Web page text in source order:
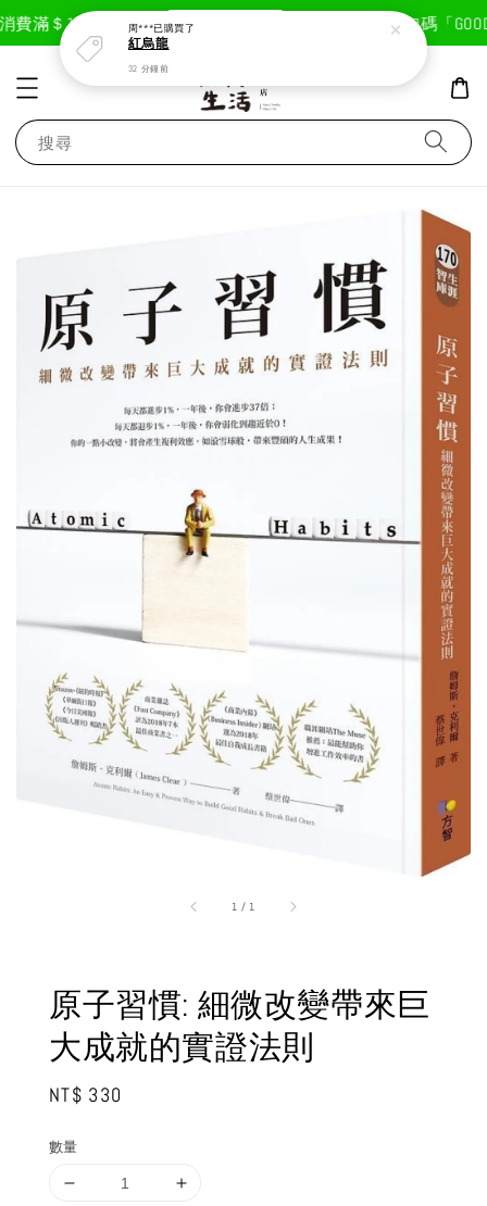
滿＄1800免運費 現在去購物！ 首次註冊輸入折扣碼「
搜尋
1 / 1
原子習慣: 細微改變帶來巨
大成就的實證法則
Regular
NT$ 330
數量
周***已購買了
紅烏龍
32 分鐘前